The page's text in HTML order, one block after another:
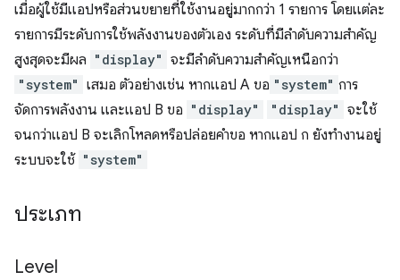
เมื่อผู้ใช้มีแอปหรือส่วนขยายที่ใช้งานอยู่มากกว่า 1 รายการ โดยแต่ละ
รายการมีระดับการใช้พลังงานของตัวเอง ระดับที่มีลำดับความสำคัญ
สูงสุดจะมีผล "display" จะมีลำดับความสำคัญเหนือกว่า
"system" เสมอ ตัวอย่างเช่น หากแอป A ขอ "system" การ
จัดการพลังงาน และแอป B ขอ "display" "display" จะใช้
จนกว่าแอป B จะเลิกโหลดหรือปล่อยคำขอ หากแอป ก ยังทำงานอยู่
ระบบจะใช้ "system"
ประเภท
Level